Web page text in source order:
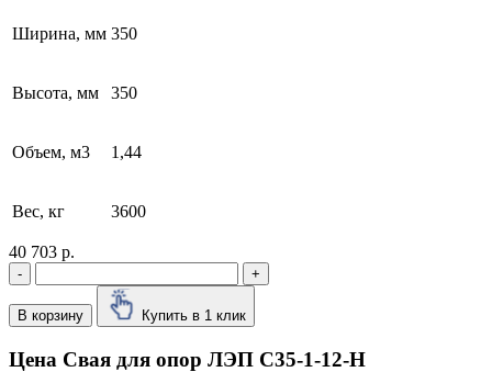
Ширина, мм 350
Высота, мм 350
Объем, м3 1,44
Вес, кг 3600
40 703 р.
- +
В корзину Купить в 1 клик
Цена Свая для опор ЛЭП С35-1-12-Н